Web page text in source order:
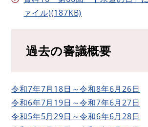
ァイル)(187KB)
過去の審議概要
令和7年7月18日～令和8年6月26日​
令和6年7月19日～令和7年6月27日​
令和5年5月29日～令和6年6月28日